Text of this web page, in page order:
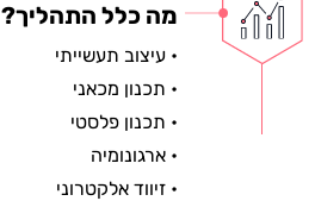
מה כלל התהליך?
• עיצוב תעשייתי
• תכנון מכאני
• תכנון פלסטי
• ארגונומיה
• זיווד אלקטרוני